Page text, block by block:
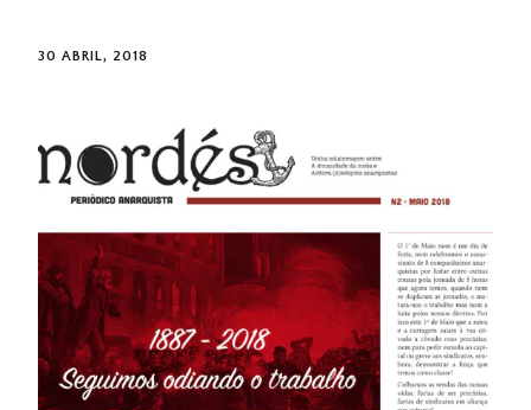
30 ABRIL, 2018